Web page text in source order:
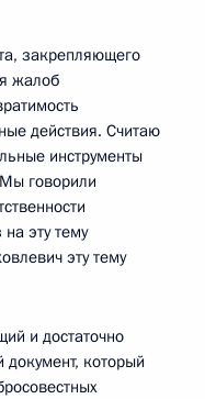
закрепляющего
жалоб
действия. Считаю
инструменты
говорили
эту тему
эту тему
и достаточно
документ, который